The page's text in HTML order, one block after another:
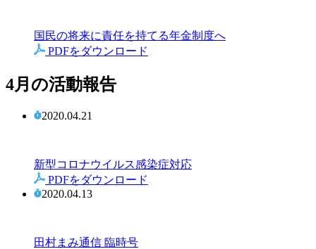
国民の将来に責任を持てる年金制度へ
PDFをダウンロード
4月の活動報告
2020.04.21
新型コロナウイルス感染症対応
PDFをダウンロード
2020.04.13
田村まみ通信 臨時号